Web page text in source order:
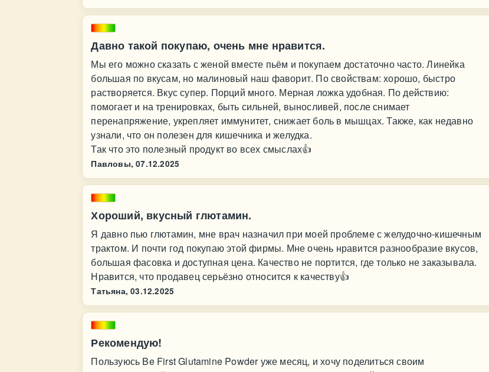
Давно такой покупаю, очень мне нравится.
Мы его можно сказать с женой вместе пьём и покупаем достаточно часто. Линейка
большая по вкусам, но малиновый наш фаворит. По свойствам: хорошо, быстро
растворяется. Вкус супер. Порций много. Мерная ложка удобная. По действию:
помогает и на тренировках, быть сильней, выносливей, после снимает
перенапряжение, укрепляет иммунитет, снижает боль в мышцах. Также, как недавно
узнали, что он полезен для кишечника и желудка.
Так что это полезный продукт во всех смыслах👍
Павловы, 07.12.2025
Хороший, вкусный глютамин.
Я давно пью глютамин, мне врач назначил при моей проблеме с желудочно-кишечным
трактом. И почти год покупаю этой фирмы. Мне очень нравится разнообразие вкусов,
большая фасовка и доступная цена. Качество не портится, где только не заказывала.
Нравится, что продавец серьёзно относится к качеству👍
Татьяна, 03.12.2025
Рекомендую!
Пользуюсь Be First Glutamine Powder уже месяц, и хочу поделиться своим